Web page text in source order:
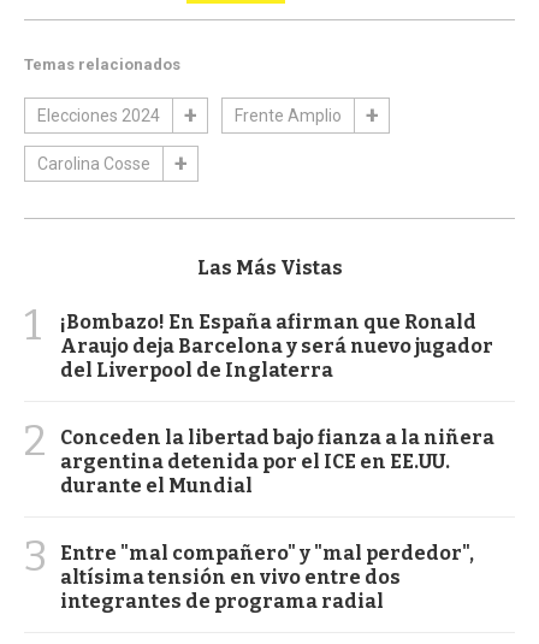
Temas relacionados
Elecciones 2024 Frente Amplio
Carolina Cosse
Las Más Vistas
1
¡Bombazo! En España afirman que Ronald
Araujo deja Barcelona y será nuevo jugador
del Liverpool de Inglaterra
2
Conceden la libertad bajo fianza a la niñera
argentina detenida por el ICE en EE.UU.
durante el Mundial
3
Entre "mal compañero" y "mal perdedor",
altísima tensión en vivo entre dos
integrantes de programa radial